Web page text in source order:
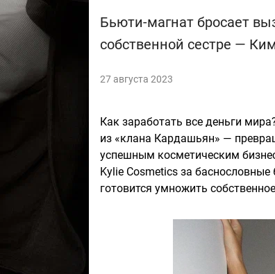
Бьюти-магнат бросает
собственной сестре —
27 августа 2023
Как заработать все деньги
из «клана Кардашьян» —
успешным косметическим
Kylie Cosmetics за
готовится умножить